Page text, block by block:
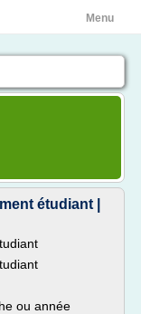
Menu
étudiant |
ou année